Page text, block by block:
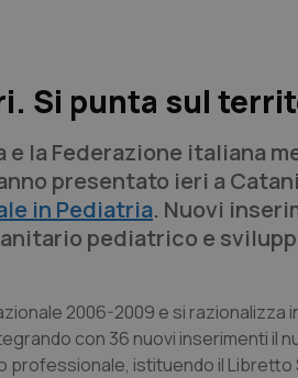
Si punta sul
e la Federazione italiana
presentato ieri a
in Pediatria. Nuovi
pediatrico e
2006-2009 e si razionalizza
con 36 nuovi inserimenti il
professionale, istituendo il Libretto